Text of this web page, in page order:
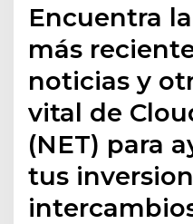
Encuentra
más
noticias y
vital de
(NET) para
tus